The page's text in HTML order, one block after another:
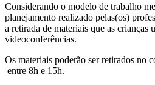
Considerando o modelo de trabalho
planejamento realizado pelas(os)
a retirada de materiais que as crianças
videoconferências.
Os materiais poderão ser retirados no
entre 8h e 15h.